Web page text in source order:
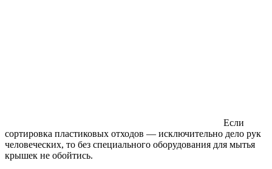
Если
сортировка пластиковых отходов — исключительно дело рук
человеческих, то без специального оборудования для мытья
крышек не обойтись.